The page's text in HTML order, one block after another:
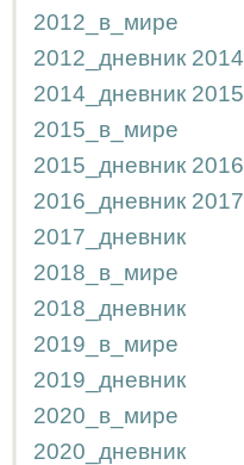
2012_в_мире
2012_дневник 2014
2014_дневник 2015
2015_в_мире
2015_дневник 2016
2016_дневник 2017
2017_дневник
2018_в_мире
2018_дневник
2019_в_мире
2019_дневник
2020_в_мире
2020_дневник